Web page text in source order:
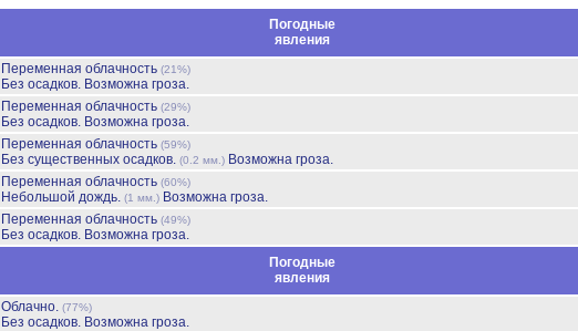
Погодные
явления
Переменная облачность (21%)
Без осадков. Возможна гроза.
Переменная облачность (29%)
Без осадков. Возможна гроза.
Переменная облачность (59%)
Без существенных осадков. (0.2 мм.) Возможна гроза.
Переменная облачность (60%)
Небольшой дождь. (1 мм.) Возможна гроза.
Переменная облачность (49%)
Без осадков. Возможна гроза.
Погодные
явления
Облачно. (77%)
Без осадков. Возможна гроза.